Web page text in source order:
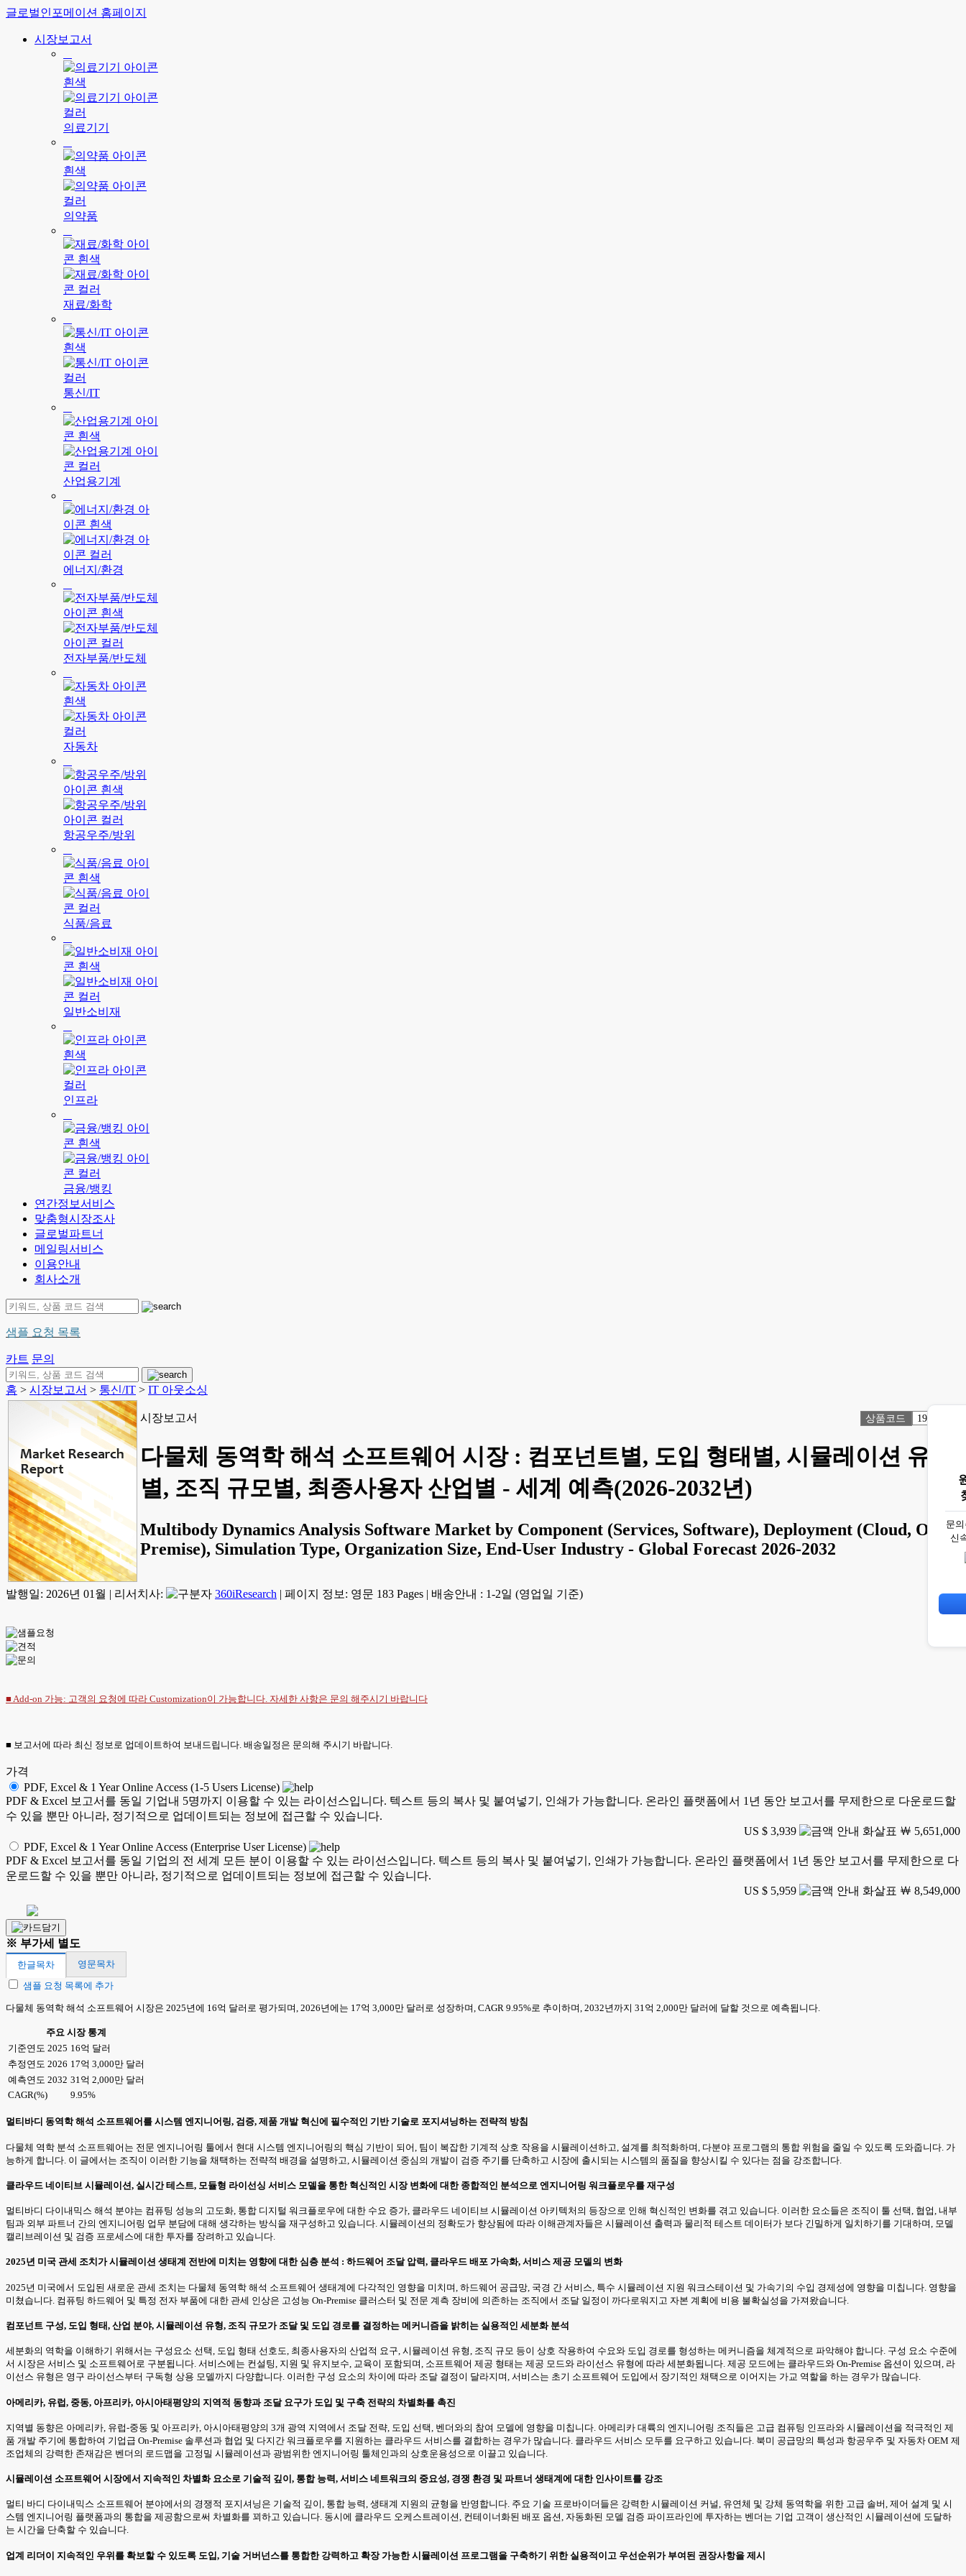
글로벌인포메이션 홈페이지
시장보고서
의료기기
의약품
재료/화학
통신/IT
산업용기계
에너지/환경
전자부품/반도체
자동차
항공우주/방위
식품/음료
일반소비재
인프라
금융/뱅킹
연간정보서비스
맞춤형시장조사
글로벌파트너
메일링서비스
이용안내
회사소개
샘플 요청 목록
카트 문의
홈 > 시장보고서 > 통신/IT > IT 아웃소싱
시장보고서 상품코드 1918578
다물체 동역학 해석 소프트웨어 시장 : 컴포넌트별, 도입 형태별, 시뮬레이션 유형
별, 조직 규모별, 최종사용자 산업별 - 세계 예측(2026-2032년)
Multibody Dynamics Analysis Software Market by Component (Services, Software), Deployment (Cloud, On-
Premise), Simulation Type, Organization Size, End-User Industry - Global Forecast 2026-2032
발행일: 2026년 01월 | 리서치사: 360iResearch | 페이지 정보: 영문 183 Pages | 배송안내 : 1-2일 (영업일 기준)
■ Add-on 가능: 고객의 요청에 따라 Customization이 가능합니다. 자세한 사항은 문의 해주시기 바랍니다
■ 보고서에 따라 최신 정보로 업데이트하여 보내드립니다. 배송일정은 문의해 주시기 바랍니다.
가격
PDF, Excel & 1 Year Online Access (1-5 Users License)
PDF & Excel 보고서를 동일 기업내 5명까지 이용할 수 있는 라이선스입니다. 텍스트 등의 복사 및 붙여넣기, 인쇄가 가능합니다. 온라인 플랫폼에서 1년 동안 보고서를 무제한으로 다운로드할
수 있을 뿐만 아니라, 정기적으로 업데이트되는 정보에 접근할 수 있습니다.
US $ 3,939
￦ 5,651,000
PDF, Excel & 1 Year Online Access (Enterprise User License)
PDF & Excel 보고서를 동일 기업의 전 세계 모든 분이 이용할 수 있는 라이선스입니다. 텍스트 등의 복사 및 붙여넣기, 인쇄가 가능합니다. 온라인 플랫폼에서 1년 동안 보고서를 무제한으로 다
운로드할 수 있을 뿐만 아니라, 정기적으로 업데이트되는 정보에 접근할 수 있습니다.
US $ 5,959
￦ 8,549,000
※ 부가세 별도
한글목차
영문목차
샘플 요청 목록에 추가
다물체 동역학 해석 소프트웨어 시장은 2025년에 16억 달러로 평가되며, 2026년에는 17억 3,000만 달러로 성장하며, CAGR 9.95%로 추이하며, 2032년까지 31억 2,000만 달러에 달할 것으로 예측됩니다.
주요 시장 통계
기준연도 2025 16억 달러
추정연도 2026 17억 3,000만 달러
예측연도 2032 31억 2,000만 달러
CAGR(%)
9.95%
멀티바디 동역학 해석 소프트웨어를 시스템 엔지니어링, 검증, 제품 개발 혁신에 필수적인 기반 기술로 포지셔닝하는 전략적 방침
다물체 역학 분석 소프트웨어는 전문 엔지니어링 툴에서 현대 시스템 엔지니어링의 핵심 기반이 되어, 팀이 복잡한 기계적 상호 작용을 시뮬레이션하고, 설계를 최적화하며, 다분야 프로그램의 통합 위험을 줄일 수 있도록 도와줍니다. 가
능하게 합니다. 이 글에서는 조직이 이러한 기능을 채택하는 전략적 배경을 설명하고, 시뮬레이션 중심의 개발이 검증 주기를 단축하고 시장에 출시되는 시스템의 품질을 향상시킬 수 있다는 점을 강조합니다.
클라우드 네이티브 시뮬레이션, 실시간 테스트, 모듈형 라이선싱 서비스 모델을 통한 혁신적인 시장 변화에 대한 종합적인 분석으로 엔지니어링 워크플로우를 재구성
멀티바디 다이내믹스 해석 분야는 컴퓨팅 성능의 고도화, 통합 디지털 워크플로우에 대한 수요 증가, 클라우드 네이티브 시뮬레이션 아키텍처의 등장으로 인해 혁신적인 변화를 겪고 있습니다. 이러한 요소들은 조직이 툴 선택, 협업, 내부
팀과 외부 파트너 간의 엔지니어링 업무 분담에 대해 생각하는 방식을 재구성하고 있습니다. 시뮬레이션의 정확도가 향상됨에 따라 이해관계자들은 시뮬레이션 출력과 물리적 테스트 데이터가 보다 긴밀하게 일치하기를 기대하며, 모델
캘리브레이션 및 검증 프로세스에 대한 투자를 장려하고 있습니다.
2025년 미국 관세 조치가 시뮬레이션 생태계 전반에 미치는 영향에 대한 심층 분석 : 하드웨어 조달 압력, 클라우드 배포 가속화, 서비스 제공 모델의 변화
2025년 미국에서 도입된 새로운 관세 조치는 다물체 동역학 해석 소프트웨어 생태계에 다각적인 영향을 미치며, 하드웨어 공급망, 국경 간 서비스, 특수 시뮬레이션 지원 워크스테이션 및 가속기의 수입 경제성에 영향을 미칩니다. 영향을
미쳤습니다. 컴퓨팅 하드웨어 및 특정 전자 부품에 대한 관세 인상은 고성능 On-Premise 클러스터 및 전문 계측 장비에 의존하는 조직에서 조달 일정이 까다로워지고 자본 계획에 비용 불확실성을 가져왔습니다.
컴포넌트 구성, 도입 형태, 산업 분야, 시뮬레이션 유형, 조직 규모가 조달 및 도입 경로를 결정하는 메커니즘을 밝히는 실용적인 세분화 분석
세분화의 역학을 이해하기 위해서는 구성요소 선택, 도입 형태 선호도, 최종사용자의 산업적 요구, 시뮬레이션 유형, 조직 규모 등이 상호 작용하여 수요와 도입 경로를 형성하는 메커니즘을 체계적으로 파악해야 합니다. 구성 요소 수준에
서 시장은 서비스 및 소프트웨어로 구분됩니다. 서비스에는 컨설팅, 지원 및 유지보수, 교육이 포함되며, 소프트웨어 제공 형태는 제공 모드와 라이선스 유형에 따라 세분화됩니다. 제공 모드에는 클라우드와 On-Premise 옵션이 있으며, 라
이선스 유형은 영구 라이선스부터 구독형 상용 모델까지 다양합니다. 이러한 구성 요소의 차이에 따라 조달 결정이 달라지며, 서비스는 초기 소프트웨어 도입에서 장기적인 채택으로 이어지는 가교 역할을 하는 경우가 많습니다.
아메리카, 유럽, 중동, 아프리카, 아시아태평양의 지역적 동향과 조달 요구가 도입 및 구축 전략의 차별화를 촉진
지역별 동향은 아메리카, 유럽-중동 및 아프리카, 아시아태평양의 3개 광역 지역에서 조달 전략, 도입 선택, 벤더와의 참여 모델에 영향을 미칩니다. 아메리카 대륙의 엔지니어링 조직들은 고급 컴퓨팅 인프라와 시뮬레이션을 적극적인 제
품 개발 주기에 통합하여 기업급 On-Premise 솔루션과 협업 및 다지간 워크플로우를 지원하는 클라우드 서비스를 결합하는 경우가 많습니다. 클라우드 서비스 모두를 요구하고 있습니다. 북미 공급망의 특성과 항공우주 및 자동차 OEM 제
조업체의 강력한 존재감은 벤더의 로드맵을 고정밀 시뮬레이션과 광범위한 엔지니어링 툴체인과의 상호운용성으로 이끌고 있습니다.
시뮬레이션 소프트웨어 시장에서 지속적인 차별화 요소로 기술적 깊이, 통합 능력, 서비스 네트워크의 중요성, 경쟁 환경 및 파트너 생태계에 대한 인사이트를 강조
멀티 바디 다이내믹스 소프트웨어 분야에서의 경쟁적 포지셔닝은 기술적 깊이, 통합 능력, 생태계 지원의 균형을 반영합니다. 주요 기술 프로바이더들은 강력한 시뮬레이션 커널, 유연체 및 강체 동역학을 위한 고급 솔버, 제어 설계 및 시
스템 엔지니어링 플랫폼과의 통합을 제공함으로써 차별화를 꾀하고 있습니다. 동시에 클라우드 오케스트레이션, 컨테이너화된 배포 옵션, 자동화된 모델 검증 파이프라인에 투자하는 벤더는 기업 고객이 생산적인 시뮬레이션에 도달하
는 시간을 단축할 수 있습니다.
업계 리더이 지속적인 우위를 확보할 수 있도록 도입, 기술 거버넌스를 통합한 강력하고 확장 가능한 시뮬레이션 프로그램을 구축하기 위한 실용적이고 우선순위가 부여된 권장사항을 제시
문
신